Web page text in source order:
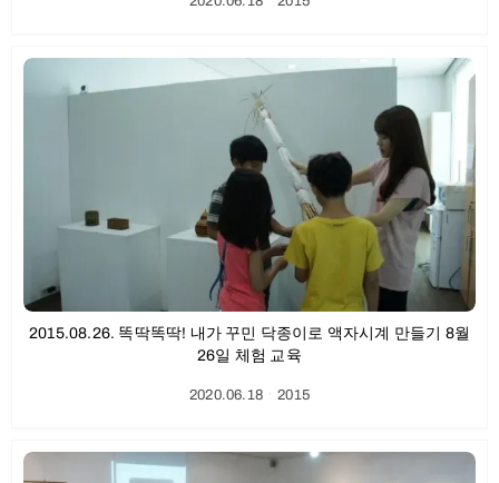
2015.08.26. 똑딱똑딱! 내가 꾸민 닥종이로 액자시계 만들기 8월
26일 체험 교육
2020.06.18ㆍ2015